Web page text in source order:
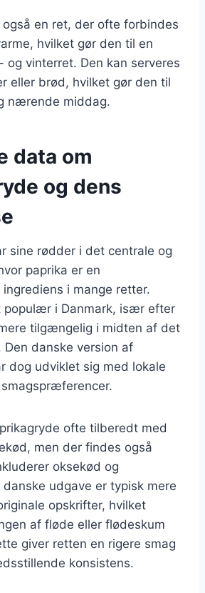
også en ret, der ofte forbindes
hvilket gør den til en
og vinterret. Den kan serveres
eller brød, hvilket gør den til
nærende middag.
data om
og dens
sine rødder i det centrale og
paprika er en
i mange retter.
populær i Danmark, især efter
tilgængelig i midten af det
danske version af
dog udviklet sig med lokale
ofte tilberedt med
men der findes også
oksekød og
danske udgave er typisk mere
opskrifter, hvilket
af fløde eller flødeskum
giver retten en rigere smag
konsistens.